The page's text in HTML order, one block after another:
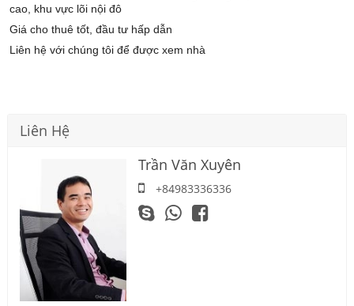
cao, khu vực lõi nội đô
Giá cho thuê tốt, đầu tư hấp dẫn
Liên hệ với chúng tôi để được xem nhà
Liên Hệ
Trần Văn Xuyên
+84983336336